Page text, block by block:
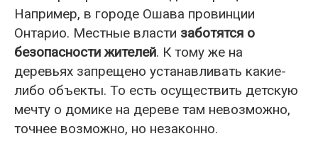
Например, в городе Ошава провинции
Онтарио. Местные власти заботятся о
безопасности жителей. К тому же на
деревьях запрещено устанавливать какие-
либо объекты. То есть осуществить детскую
мечту о домике на дереве там невозможно,
точнее возможно, но незаконно.